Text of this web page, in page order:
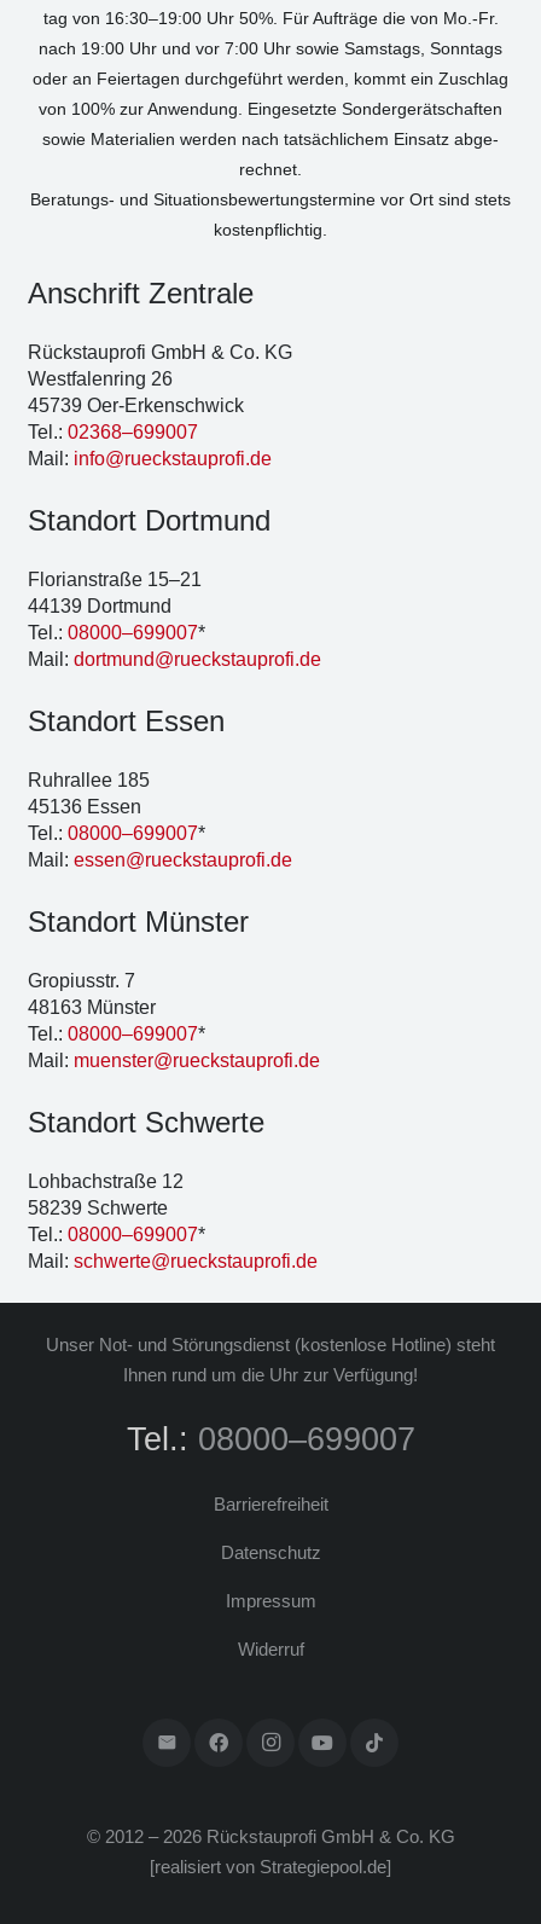
tag von 16:30–19:00 Uhr 50%. Für Auf­trä­ge die von Mo.-Fr.
nach 19:00 Uhr und vor 7:00 Uhr sowie Sams­tags, Sonn­tags
oder an Fei­er­ta­gen durch­ge­führt wer­den, kommt ein Zuschlag
von 100% zur Anwen­dung. Ein­ge­setz­te Son­der­ge­rät­schaf­ten
sowie Mate­ria­li­en wer­den nach tat­säch­li­chem Ein­satz abge­
rech­net.
Bera­tungs- und Situa­ti­ons­be­wer­tungs­ter­mi­ne vor Ort sind stets
kos­ten­pflich­tig.
Anschrift Zen­tra­le
Rück­stau­pro­fi GmbH & Co. KG
West­fa­len­ring 26
45739 Oer-Erken­sch­wick
Tel.: 02368–699007
Mail: info@rueckstauprofi.de
Stand­ort Dort­mund
Flo­ri­an­stra­ße 15–21
44139 Dort­mund
Tel.: 08000–699007*
Mail: dortmund@rueckstauprofi.de
Stand­ort Essen
Ruhr­al­lee 185
45136 Essen
Tel.: 08000–699007*
Mail: essen@rueckstauprofi.de
Stand­ort Müns­ter
Gro­pi­us­str. 7
48163 Müns­ter
Tel.: 08000–699007*
Mail: muenster@rueckstauprofi.de
Stand­ort Schwer­te
Loh­bach­stra­ße 12
58239 Schwer­te
Tel.: 08000–699007*
Mail: schwerte@rueckstauprofi.de
Unser Not- und Stö­rungs­dienst (kos­ten­lo­se Hot­line) steht
Ihnen rund um die Uhr zur Ver­fü­gung!
Tel.: 08000–699007
Bar­rie­re­frei­heit
Daten­schutz
Impres­sum
Wider­ruf
© 2012 – 2026 Rück­stau­pro­fi GmbH & Co. KG
[rea­li­siert von Strategiepool.de]